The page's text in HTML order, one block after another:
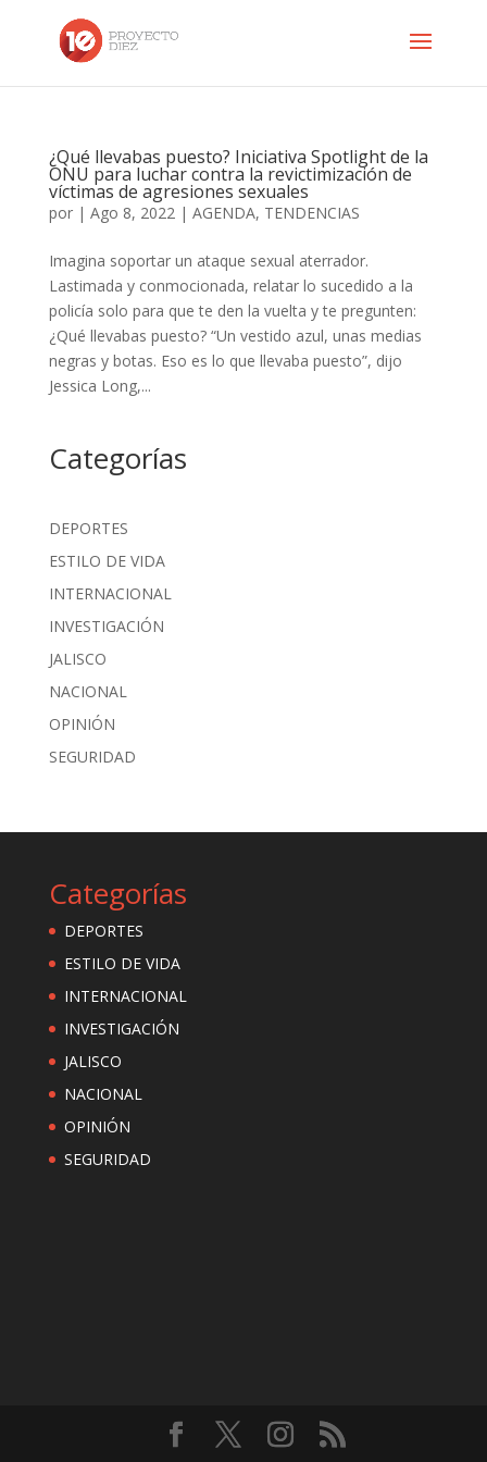
¿Qué llevabas puesto? Iniciativa Spotlight de la
ONU para luchar contra la revictimización de
víctimas de agresiones sexuales
por | Ago 8, 2022| AGENDA, TENDENCIAS
Imagina soportar un ataque sexual aterrador.
Lastimada y conmocionada, relatar lo sucedido a la
policía solo para que te den la vuelta y te pregunten:
¿Qué llevabas puesto? “Un vestido azul, unas medias
negras y botas. Eso es lo que llevaba puesto”, dijo
Jessica Long,...
Categorías
DEPORTES
ESTILO DE VIDA
INTERNACIONAL
INVESTIGACIÓN
JALISCO
NACIONAL
OPINIÓN
SEGURIDAD
Categorías
DEPORTES
ESTILO DE VIDA
INTERNACIONAL
INVESTIGACIÓN
JALISCO
NACIONAL
OPINIÓN
SEGURIDAD